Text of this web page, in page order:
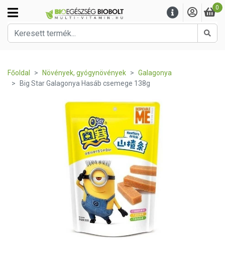
0
Főoldal Növények, gyógynövények
Galagonya
Big Star Galagonya Hasáb csemege 138g